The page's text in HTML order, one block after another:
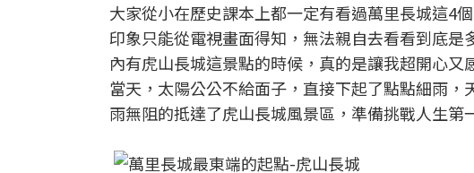
大家從小在歷史課本上都一定有看過萬里長城這4
印象只能從電視畫面得知，無法親自去看看到底
內有虎山長城這景點的時候，真的是讓我超開心
當天，太陽公公不給面子，直接下起了點點細雨
雨無阻的抵達了虎山長城風景區，準備挑戰人生第